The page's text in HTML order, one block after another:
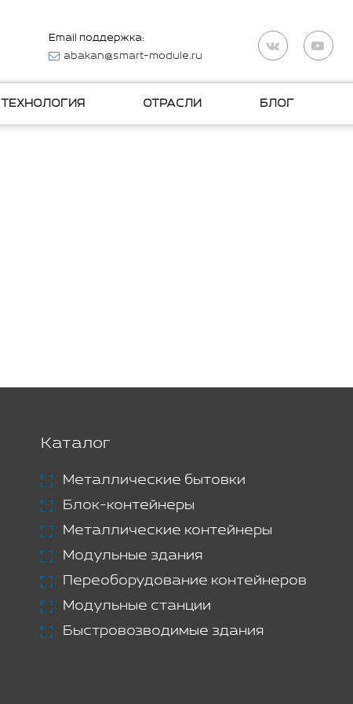
Email поддержка:
abakan@smart-module.ru
ТЕХНОЛОГИЯ ОТРАСЛИ БЛОГ
Каталог
Металлические бытовки
Блок-контейнеры
Металлические контейнеры
Модульные здания
Переоборудование контейнеров
Модульные станции
Быстровозводимые здания